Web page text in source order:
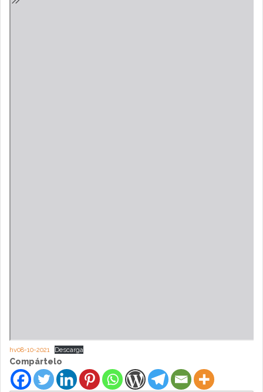
hv08-10-2021 Descarga
Compártelo